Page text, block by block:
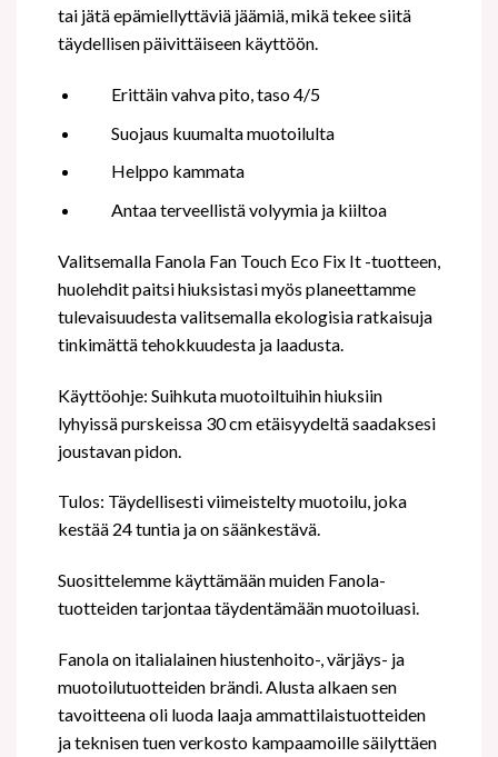
tai jätä epämiellyttäviä jäämiä, mikä tekee siitä
täydellisen päivittäiseen käyttöön.
Erittäin vahva pito, taso 4/5
Suojaus kuumalta muotoilulta
Helppo kammata
Antaa terveellistä volyymia ja kiiltoa
Valitsemalla Fanola Fan Touch Eco Fix It -tuotteen,
huolehdit paitsi hiuksistasi myös planeettamme
tulevaisuudesta valitsemalla ekologisia ratkaisuja
tinkimättä tehokkuudesta ja laadusta.
Käyttöohje: Suihkuta muotoiltuihin hiuksiin
lyhyissä purskeissa 30 cm etäisyydeltä saadaksesi
joustavan pidon.
Tulos: Täydellisesti viimeistelty muotoilu, joka
kestää 24 tuntia ja on säänkestävä.
Suosittelemme käyttämään muiden Fanola-
tuotteiden tarjontaa täydentämään muotoiluasi.
Fanola on italialainen hiustenhoito-, värjäys- ja
muotoilutuotteiden brändi. Alusta alkaen sen
tavoitteena oli luoda laaja ammattilaistuotteiden
ja teknisen tuen verkosto kampaamoille säilyttäen